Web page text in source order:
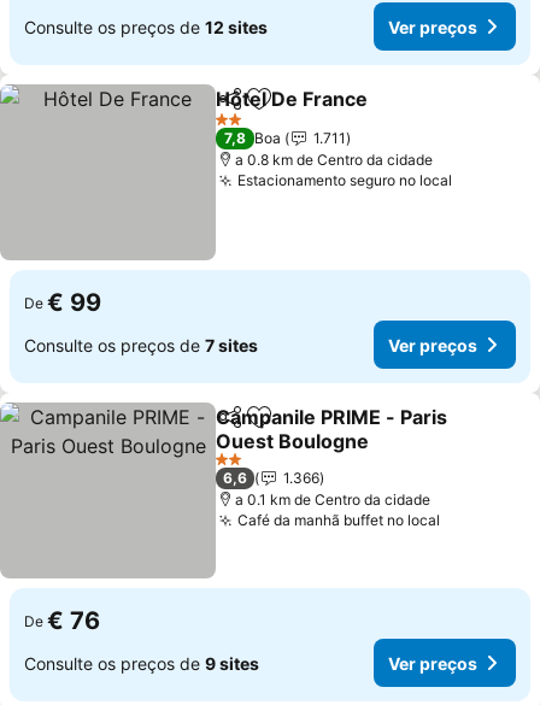
Consulte os preços de 12 sites Ver preços
PartilharAdicionar aos favoritos
Hôtel De France
2 Estrelas
7,8 Boa
1.711
a 0.8 km de Centro da cidade
Estacionamento seguro no local
De € 99
Consulte os preços de 7 sites Ver preços
PartilharAdicionar aos favoritos
Campanile PRIME - Paris
Ouest Boulogne
Ver preços
2 Estrelas
6,6
1.366
a 0.1 km de Centro da cidade
Café da manhã buffet no local
De € 76
Consulte os preços de 9 sites Ver preços